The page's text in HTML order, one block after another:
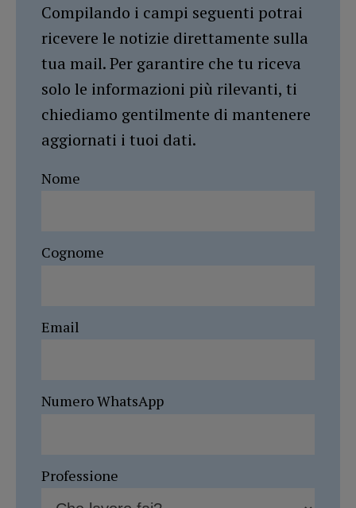
Compilando i campi seguenti potrai
ricevere le notizie direttamente sulla
tua mail. Per garantire che tu riceva
solo le informazioni più rilevanti, ti
chiediamo gentilmente di mantenere
aggiornati i tuoi dati.
Nome
Cognome
Email
Numero WhatsApp
Professione